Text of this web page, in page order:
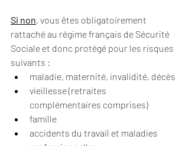
Si non, vous êtes obligatoirement
rattaché au régime français de Sécurité
Sociale et donc protégé pour les risques
suivants :
maladie, maternité, invalidité, décès
vieillesse (retraites
complémentaires comprises)
famille
accidents du travail et maladies